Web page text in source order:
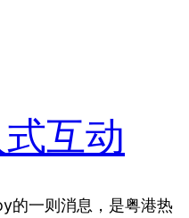
互动
的一则消息，是粤港热